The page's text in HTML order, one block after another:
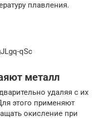
плавления.
qSc
металл
удаляя с их
этого применяют
окисление при